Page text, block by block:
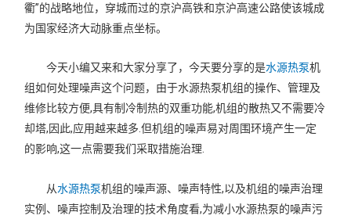
衢”的战略地位，穿城而过的京沪高铁和京沪高速公路使该城成
为国家经济大动脉重点坐标。
今天小编又来和大家分享了，今天要分享的是水源热泵机
组如何处理噪声这个问题，由于水源热泵机组的操作、管理及
维修比较方便,具有制冷制热的双重功能,机组的散热又不需要冷
却塔,因此,应用越来越多.但机组的噪声易对周围环境产生一定
的影响,这一点需要我们采取措施治理.
从水源热泵机组的噪声源、噪声特性,以及机组的噪声治理
实例、噪声控制及治理的技术角度看,为减小水源热泵的噪声污